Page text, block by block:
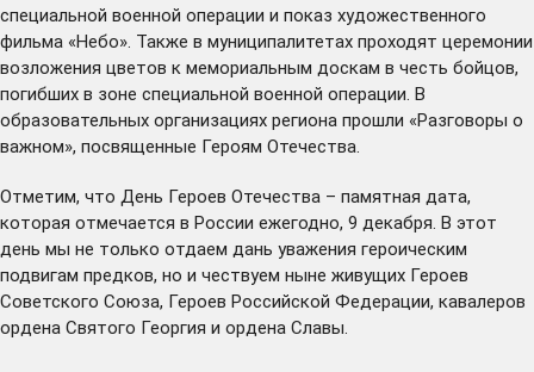
специальной военной операции и показ художественного
фильма «Небо». Также в муниципалитетах проходят церемонии
возложения цветов к мемориальным доскам в честь бойцов,
погибших в зоне специальной военной операции. В
образовательных организациях региона прошли «Разговоры о
важном», посвященные Героям Отечества.
Отметим, что День Героев Отечества – памятная дата,
которая отмечается в России ежегодно, 9 декабря. В этот
день мы не только отдаем дань уважения героическим
подвигам предков, но и чествуем ныне живущих Героев
Советского Союза, Героев Российской Федерации, кавалеров
ордена Святого Георгия и ордена Славы.